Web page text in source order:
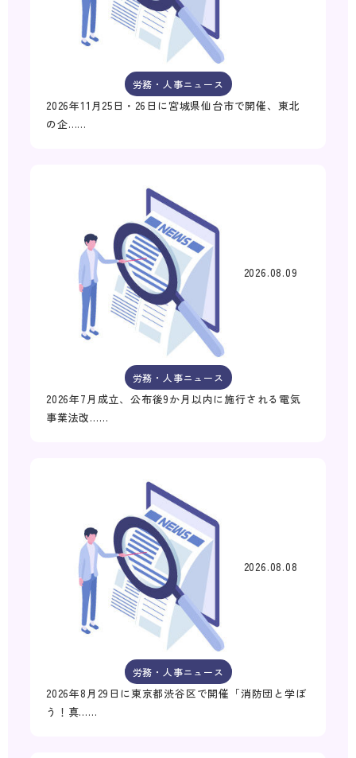
労務・人事ニュース
2026年11月25日・26日に宮城県仙台市で開催、東北
の企……
2026.08.09
労務・人事ニュース
2026年7月成立、公布後9か月以内に施行される電気
事業法改……
2026.08.08
労務・人事ニュース
2026年8月29日に東京都渋谷区で開催「消防団と学ぼ
う！真……